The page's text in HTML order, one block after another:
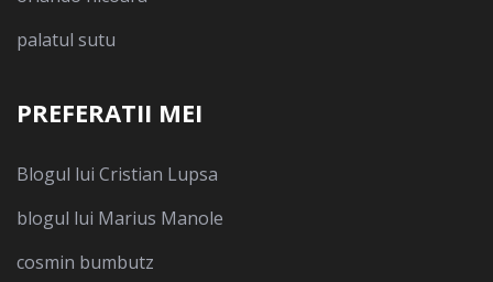
palatul sutu
PREFERATII MEI
Blogul lui Cristian Lupsa
blogul lui Marius Manole
cosmin bumbutz